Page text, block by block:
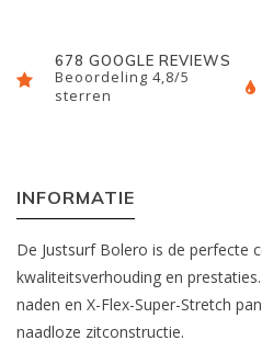
678 GOOGLE REVIEWS
Beoordeling 4,8/5
sterren
INFORMATIE
De Justsurf Bolero is de perfecte
kwaliteitsverhouding en prestaties.
naden en X-Flex-Super-Stretch
naadloze zitconstructie.